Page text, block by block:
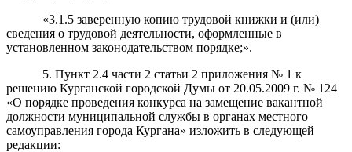
«3.1.5 заверенную копию трудовой книжки и (или)
сведения о трудовой деятельности, оформленные в
установленном законодательством порядке;».
5. Пункт 2.4 части 2 статьи 2 приложения № 1 к
решению Курганской городской Думы от 20.05.2009 г. № 124
«О порядке проведения конкурса на замещение вакантной
должности муниципальной службы в органах местного
самоуправления города Кургана» изложить в следующей
редакции: